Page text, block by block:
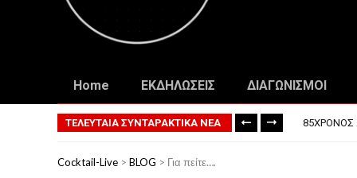
Home ΕΚΔΗΛΩΣΕΙΣ ΔΙΑΓΩΝΙΣΜΟΙ
ΤΕΛΕΥΤΑΙΑ ΣΥΝΤΑΡΑΚΤΙΚΑ ΝΕΑ
ΤΟ ΠΡΏΤΟ
ΦΟΒΕΡΆ
85ΧΡΟΝΟΣ
Cocktail-Live > BLOG > Για πείτε….